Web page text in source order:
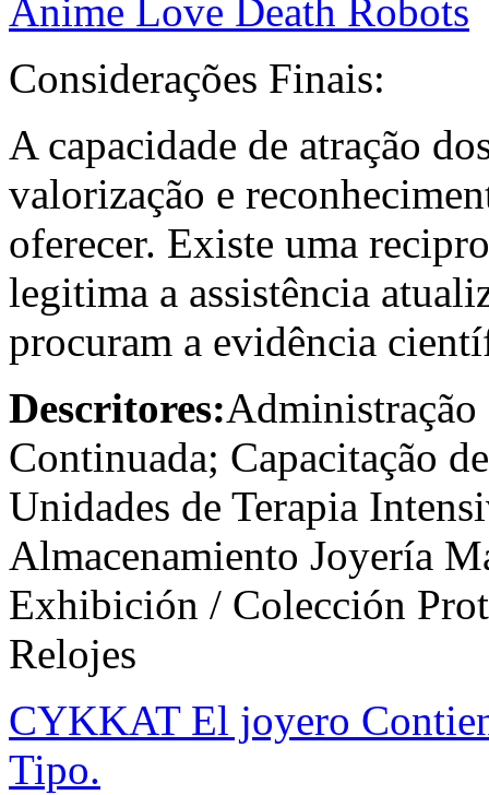
Anime Love Death Robots
Considerações Finais:
A capacidade de atração
valorização e
oferecer. Existe uma
legitima a assistência
procuram a evidência
Descritores:Administração
Continuada; Capacitação
Unidades de Terapia
Almacenamiento Joyería
Exhibición / Colección
Relojes
CYKKAT El joyero
Tipo.